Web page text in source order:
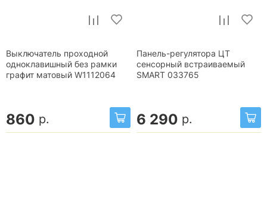
Выключатель проходной
одноклавишный без рамки
графит матовый W1112064
860 р.
Панель-регулятора ЦТ
сенсорный встраиваемый
SMART 033765
6 290 р.